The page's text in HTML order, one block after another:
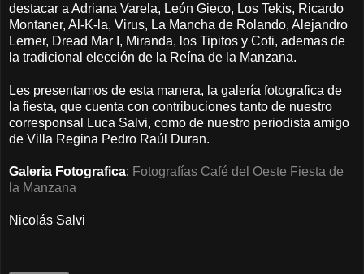
destacar a Adriana Varela, León Gieco, Los Tekis, Ricardo
Montaner, Al-K-la, Virus, La Mancha de Rolando, Alejandro
Lerner, Dread Mar I, Miranda, los Tipitos y Coti, ademas de
la tradicional elección de la Reína de la Manzana.
Les presentamos de esta manera, la galería fotografica de
la fiesta, que cuenta con contribuciones tanto de nuestro
corresponsal Luca Salvi, como de nuestro periodista amigo
de Villa Regina Pedro Raúl Duran.
Galeria Fotografica: Fotografías Café del Oeste Fiesta de
la Manzana
Nicolás Salvi